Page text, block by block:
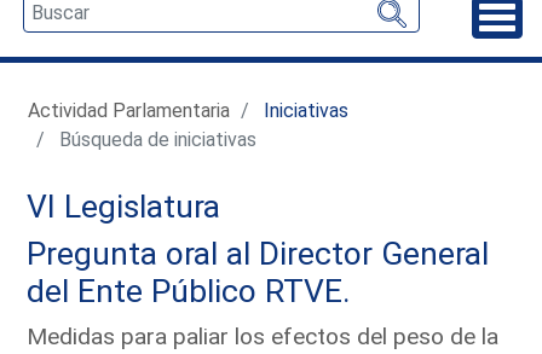
Actividad Parlamentaria
Iniciativas
Búsqueda de iniciativas
VI Legislatura
Pregunta oral al Director General
del Ente Público RTVE.
Medidas para paliar los efectos del peso de la